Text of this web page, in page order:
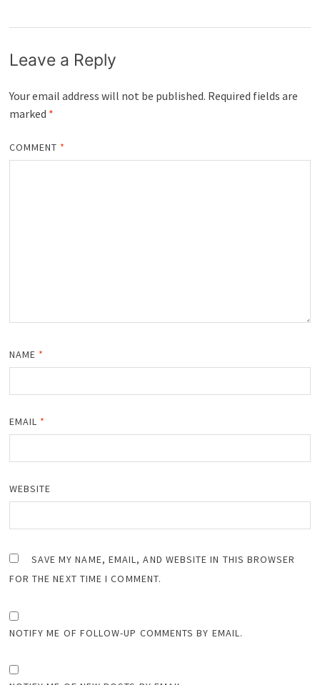
Leave a Reply
Your email address will not be published. Required fields are
marked *
COMMENT *
NAME *
EMAIL *
WEBSITE
SAVE MY NAME, EMAIL, AND WEBSITE IN THIS BROWSER
FOR THE NEXT TIME I COMMENT.
NOTIFY ME OF FOLLOW-UP COMMENTS BY EMAIL.